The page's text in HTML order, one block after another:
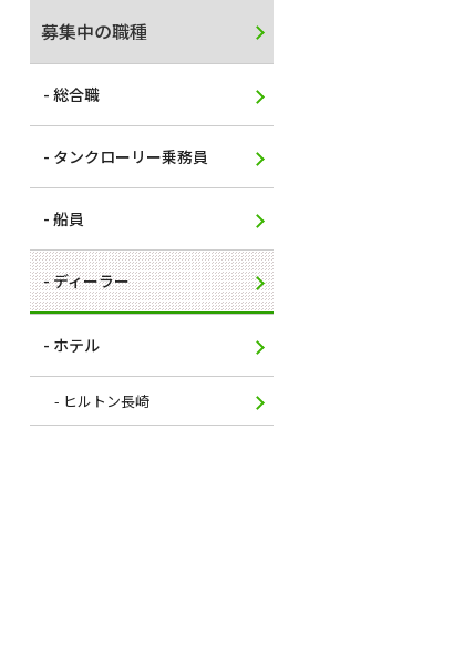
募集中の職種
総合職
タンクローリー乗務員
船員
ディーラー
ホテル
ヒルトン長崎